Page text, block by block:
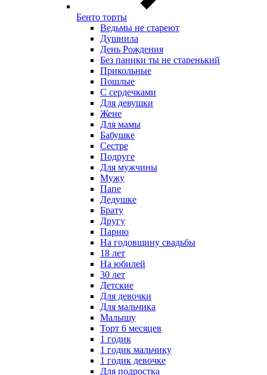
Бенто торты
Ведьмы не стареют
Душнила
День Рождения
Без паники ты не старенький
Прикольные
Пошлые
С сердечками
Для девушки
Жене
Для мамы
Бабушке
Сестре
Подруге
Для мужчины
Мужу
Папе
Дедушке
Брату
Другу
Парню
На годовщину свадьбы
18 лет
На юбилей
30 лет
Детские
Для девочки
Для мальчика
Малышу
Торт 6 месяцев
1 годик
1 годик мальчику
1 годик девочке
Для подростка